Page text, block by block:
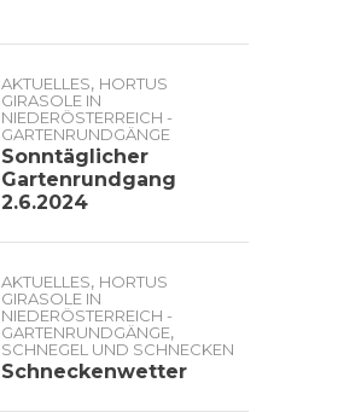
AKTUELLES, HORTUS
GIRASOLE IN
NIEDERÖSTERREICH -
GARTENRUNDGÄNGE
Sonntäglicher
Gartenrundgang
2.6.2024
AKTUELLES, HORTUS
GIRASOLE IN
NIEDERÖSTERREICH -
GARTENRUNDGÄNGE,
SCHNEGEL UND SCHNECKEN
Schneckenwetter